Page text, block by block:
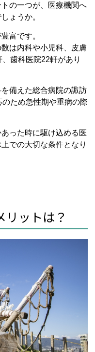
の一つが、医療機関へ
ょうか。
富です。
は内科や小児科、皮膚
歯科医院22軒があり
備えた総合病院の諏訪
ため急性期や重病の際
った時に駆け込める医
での大切な条件となり
リットは？